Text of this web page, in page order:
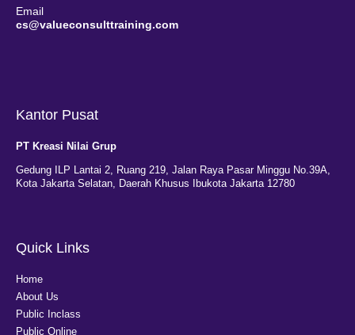
Email
cs@valueconsulttraining.com
Kantor Pusat
PT Kreasi Nilai Grup
Gedung ILP Lantai 2, Ruang 219, Jalan Raya Pasar Minggu No.39A,
Kota Jakarta Selatan, Daerah Khusus Ibukota Jakarta 12780
Quick Links
Home
About Us
Public Inclass
Public Online